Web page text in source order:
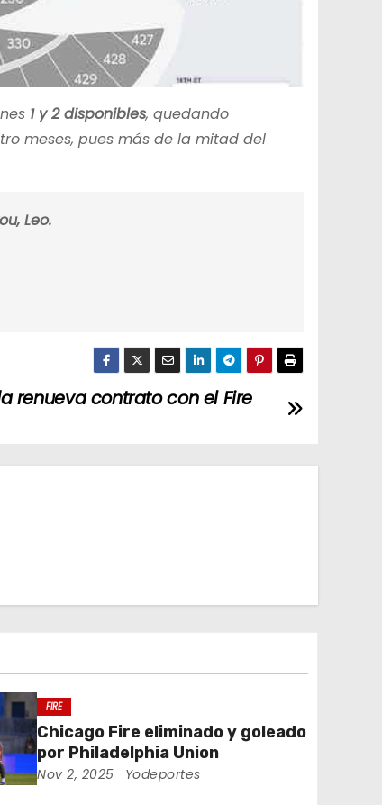
1 y 2 disponibles, quedando
meses, pues más de la mitad del
Leo.
renueva contrato con el Fire
FIRE
Chicago Fire eliminado y goleado
por Philadelphia Union
Nov 2, 2025 Yodeportes